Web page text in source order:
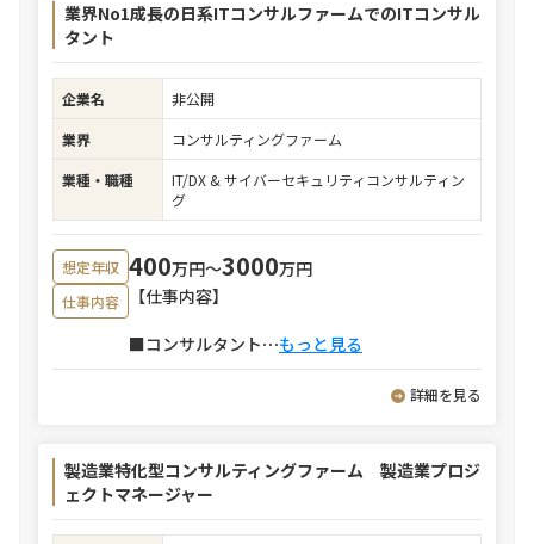
業界No1成長の日系ITコンサルファームでのITコンサル
タント
企業名
非公開
業界
コンサルティングファーム
業種・職種
IT/DX & サイバーセキュリティコンサルティン
グ
想定年収 400万円〜3000万円
仕事内容
【仕事内容】
■コンサルタント⋯もっと見る
詳細を見る
製造業特化型コンサルティングファーム 製造業プロジ
ェクトマネージャー